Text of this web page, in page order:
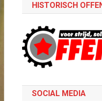
HISTORISCH
SOCIAL MEDIA